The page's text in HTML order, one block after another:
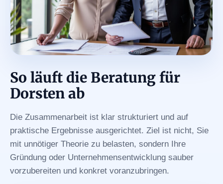
So läuft die Beratung für
Dorsten ab
Die Zusammenarbeit ist klar strukturiert und auf
praktische Ergebnisse ausgerichtet. Ziel ist nicht, Sie
mit unnötiger Theorie zu belasten, sondern Ihre
Gründung oder Unternehmensentwicklung sauber
vorzubereiten und konkret voranzubringen.